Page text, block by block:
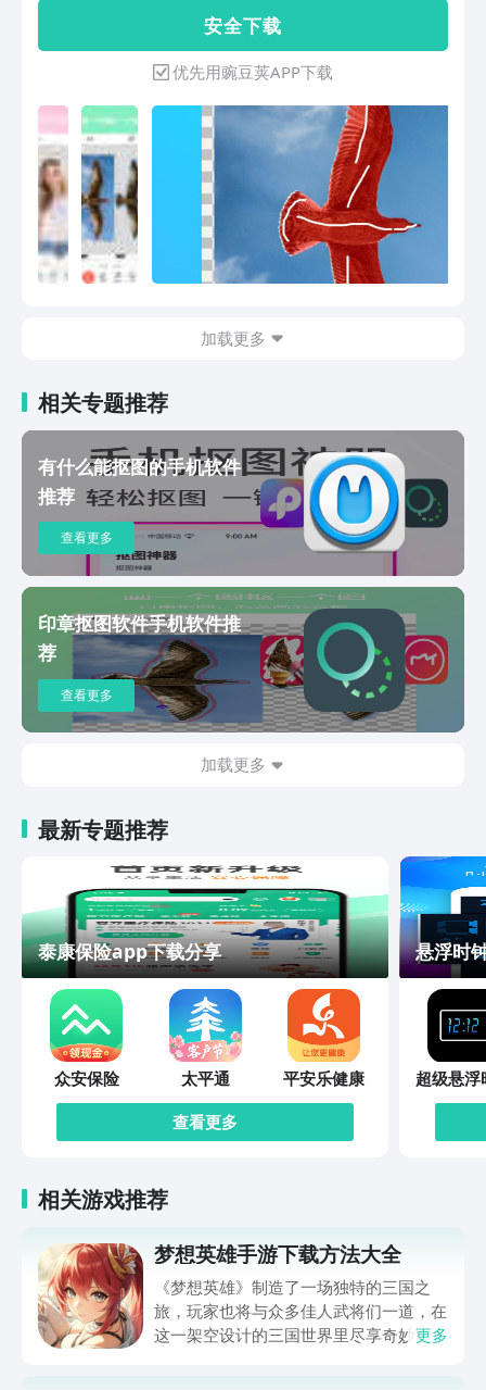
羽化模糊处理，让图片看起来更自然。
4、几何形状抠图，只需调整就可以实现
自定义角度、边角、边框样式的形状图形
6、png图形形状抠图，只需提供png图
片即可转成对应镂空形状进行抠图7、合
图，把抠图和背景叠加合成新图片，可添
加编辑图片滤镜、贴纸、文字、手绘、透
明、背景图、背景色、ps变形拉伸。8、
修图ps,实现图片局部变形和整体拉伸，
改变图片模样9、自定义图片大小，有优
化图片、原图、自定义大小供选择。
仅可以抠图，还可以对图片进行美图ps，
就是p图效果。扣图换背景，换头像，然
后叠加图片，简单上手轻松美化图片，编
安 全 下 载
优先用豌豆荚APP下载
加载更多
相关专题推荐
有什么能抠图的手机软件
推荐
查看更多
印章抠图软件手机软件推
荐
查看更多
加载更多
最新专题推荐
泰康保险app下载分享
众安保险 太平通
平安乐健康
查看更多
悬浮时
超级悬浮
相关游戏推荐
梦想英雄手游下载方法大全
《梦想英雄》制造了一场独特的三国之
旅，玩家也将与众多佳人武将们一道，在
这一架空设计的三国世界里尽享奇妙冒更多